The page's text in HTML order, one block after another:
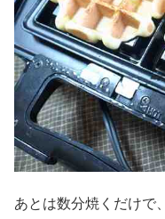
あとは数分焼くだけで